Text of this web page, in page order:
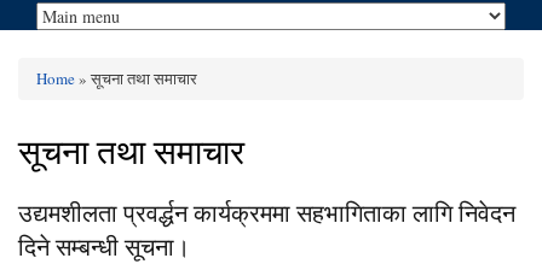
You are here
Home» सूचना तथा समाचार
सूचना तथा समाचार
उद्यमशीलता प्रवर्द्धन कार्यक्रममा सहभागिताका लागि निवेदन
दिने सम्बन्धी सूचना।